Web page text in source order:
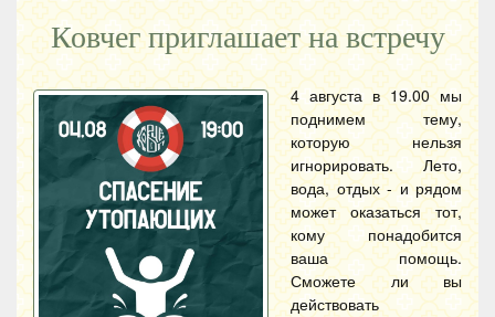
Ковчег приглашает на встречу
4 августа в 19.00 мы
поднимем тему,
которую нельзя
игнорировать. Лето,
вода, отдых - и рядом
может оказаться тот,
кому понадобится
ваша помощь.
Сможете ли вы
действовать